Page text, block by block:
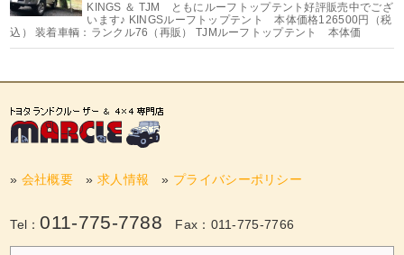
KINGS ＆ TJM ともにルーフトップテント好評販売中でござ
います♪ KINGSルーフトップテント 本体価格126500円（税
込） 装着車輌：ランクル76（再販） TJMルーフトップテント 本体価
» 会社概要 » 求人情報 » プライバシーポリシー
Tel：011-775-7788 Fax：011-775-7766